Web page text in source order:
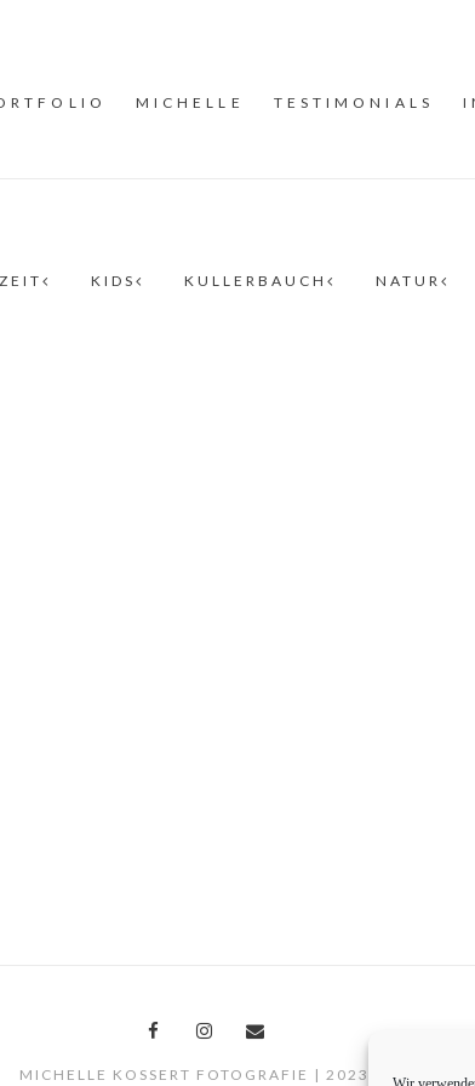
MICHELLE TESTIMONIALS
KIDS KULLERBAUCH NATUR
MICHELLE KOSSERT FOTOGRAFIE | 2023 ©